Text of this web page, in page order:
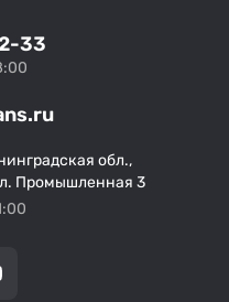
33
обл.,
Промышленная 3